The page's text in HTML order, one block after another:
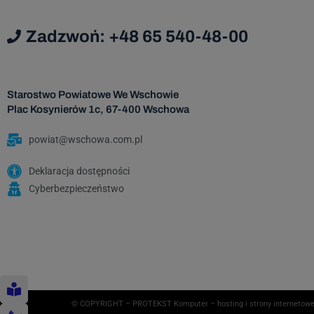
Zadzwoń: +48 65 540-48-00
Starostwo Powiatowe We Wschowie
Plac Kosynierów 1c, 67-400 Wschowa
powiat@wschowa.com.pl
Deklaracja dostępności
Cyberbezpieczeństwo
© COPYRIGHT – PROTEKST Komputer – hosting i strony